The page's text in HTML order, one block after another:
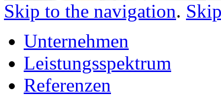
Skip to the navigation.
Unternehmen
Leistungsspektrum
Referenzen